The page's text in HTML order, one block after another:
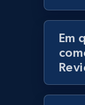
Lazada -
keyword
URL, Title,
price,
991+
Em